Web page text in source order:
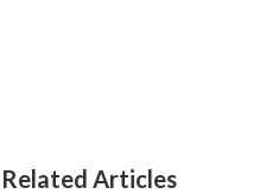
Related Articles